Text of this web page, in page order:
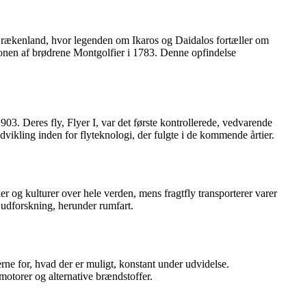
hvor legenden om Ikaros og Daidalos fortæller om
af brødrene Montgolfier i 1783. Denne opfindelse
Deres fly, Flyer I, var det første kontrollerede, vedvarende
inden for flyteknologi, der fulgte i de kommende årtier.
og kulturer over hele verden, mens fragtfly transporterer varer
herunder rumfart.
for, hvad der er muligt, konstant under udvidelse.
og alternative brændstoffer.